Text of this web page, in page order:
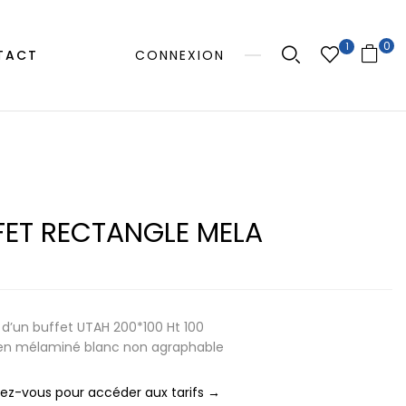
CONNEXION
1 0
RECTANGLE MELA
buffet UTAH 200*100 Ht 100
mélaminé blanc non agraphable
vous pour accéder aux tarifs →